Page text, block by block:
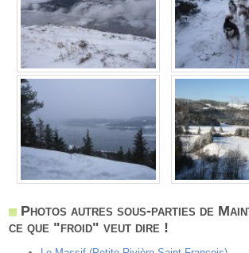
Photos autres sous-parties de
ce que "froid" veut dire !